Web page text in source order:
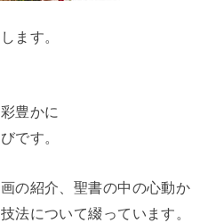
ます。
豊かに
です。
の紹介、聖書の中の心動か
法について綴っています。